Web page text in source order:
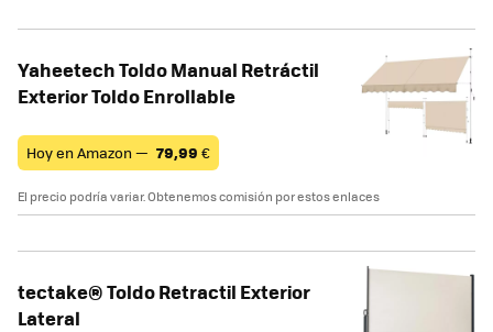
Yaheetech Toldo Manual Retráctil
Exterior Toldo Enrollable
Hoy en Amazon — 79,99 €
El precio podría variar. Obtenemos comisión por estos enlaces
tectake® Toldo Retractil Exterior
Lateral